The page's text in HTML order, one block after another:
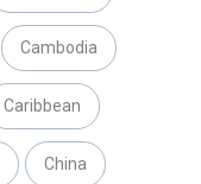
Cambodia
Caribbean
China